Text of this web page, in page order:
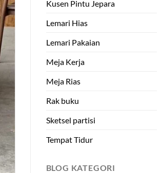
Kusen Pintu Jepara
Lemari Hias
Lemari Pakaian
Meja Kerja
Meja Rias
Rak buku
Sketsel partisi
Tempat Tidur
BLOG KATEGORI